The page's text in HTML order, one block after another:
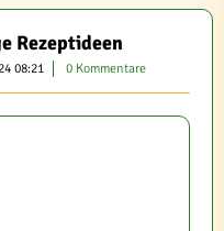
Rezeptideen
08:21 0 Kommentare